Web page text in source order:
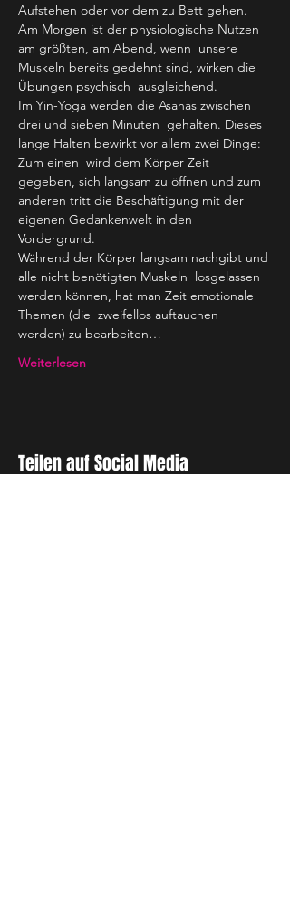
Aufstehen oder vor dem zu Bett gehen.
Am Morgen ist der physiologische Nutzen
am größten, am Abend, wenn  unsere
Muskeln bereits gedehnt sind, wirken die
Übungen psychisch  ausgleichend.
Im Yin-Yoga werden die Asanas zwischen
drei und sieben Minuten  gehalten. Dieses
lange Halten bewirkt vor allem zwei Dinge:
Zum einen  wird dem Körper Zeit
gegeben, sich langsam zu öffnen und zum
anderen tritt die Beschäftigung mit der
eigenen Gedankenwelt in den
Vordergrund.
Während der Körper langsam nachgibt und
alle nicht benötigten Muskeln  losgelassen
werden können, hat man Zeit emotionale
Themen (die  zweifellos auftauchen
werden) zu bearbeiten…
Weiterlesen
Teilen auf Social Media